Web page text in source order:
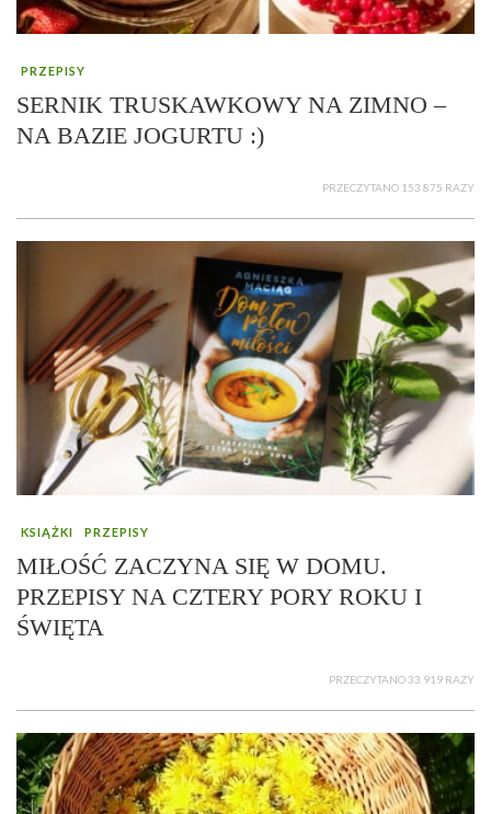
PRZEPISY
SERNIK TRUSKAWKOWY NA ZIMNO –
NA BAZIE JOGURTU :)
PRZECZYTANO 153 875 RAZY
KSIĄŻKI PRZEPISY
MIŁOŚĆ ZACZYNA SIĘ W DOMU.
PRZEPISY NA CZTERY PORY ROKU I
ŚWIĘTA
PRZECZYTANO 33 919 RAZY